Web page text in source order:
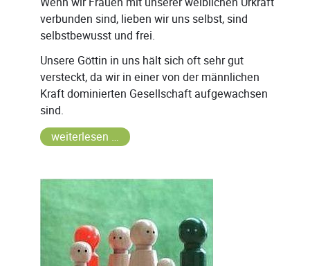
verbunden sind, lieben wir uns selbst, sind
selbstbewusst und frei.
Unsere Göttin in uns hält sich oft sehr gut
versteckt, da wir in einer von der männlichen
Kraft dominierten Gesellschaft aufgewachsen
sind.
weiterlesen …